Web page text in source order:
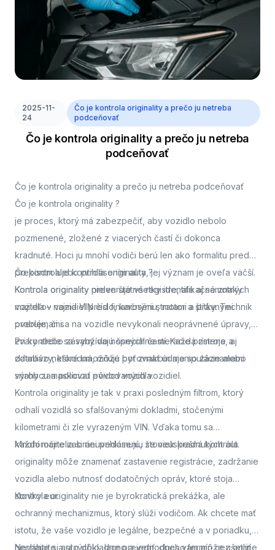
2025-11-
24
Čo je kontrola originality a prečo ju netreba
podceňovať
Čo je kontrola originality a prečo ju netreba
podceňovať
Čo je kontrola originality a prečo ju netreba podceňovať
Čo je kontrola originality ?
je proces, ktorý má zabezpečiť, aby vozidlo nebolo
pozmenené, zložené z viacerých častí či dokonca
kradnuté. Hoci ju mnohí vodiči berú len ako formalitu pred
prepisom alebo prihlásením auta, jej význam je oveľa väčší.
Kontrola originality nielen štátne registre, ale aj samotných
majiteľov vozidiel pred finančnými stratami a právnymi
problémami.
Čo kontroluje kontrola originality ?
Kontrola originality preveruje všetky identifikačné znaky
vozidla – najmä VIN číslo, karosériu, motor a štítky. Technik
overuje, či sa na vozidle nevykonali neoprávnené úpravy,
zvary alebo zásahy do nosných častí. Každá zmena, aj
zdanlivo neškodná, môže byť znakom manipulácie alebo
snahy zamaskovať pôvod vozidla.
Pri kontrole sa využívajú špeciálne meracie prístroje a
databázy, ktoré umožňujú porovnať údaje so záznamami
výrobcu a políciou evidovaných vozidiel.
Kontrola originality je tak v praxi posledným filtrom, ktorý
odhalí vozidlá so sfalšovanými dokladmi, stočenými
kilometrami či zle vyrazeným VIN. Vďaka tomu sa
každoročne zabráni prihláseniu stoviek kradnutých áut.
Mnohí majitelia si neuvedomujú, že neúspešná kontrola
originality môže znamenať zastavenie registrácie, zadržanie
vozidla alebo nutnosť dodatočných opráv, ktoré stoja
stovky eur.
Kontrola originality nie je byrokratická prekážka, ale
ochranný mechanizmus, ktorý slúži vodičom. Ak chcete mať
istotu, že vaše vozidlo je legálne, bezpečné a v poriadku,
nechajte si auto dôkladne preveriť.dnes vám môže ušetriť
Neváhajte asi rýchlo, lacno a jednoducho termín cez online